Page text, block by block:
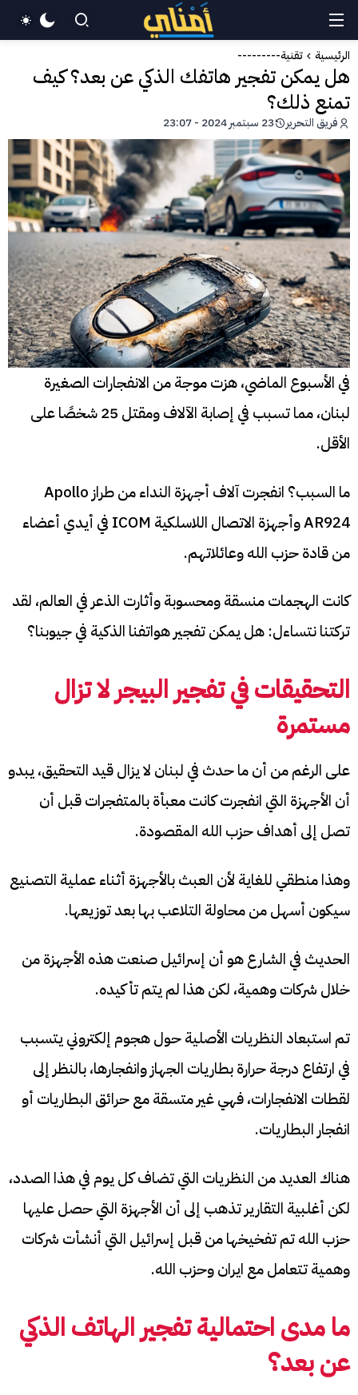
الرئيسية تقنية---------
هل يمكن تفجير هاتفك الذكي عن بعد؟ كيف
تمنع ذلك؟
فريق التحرير 23 سبتمبر 2024 - 23:07
في الأسبوع الماضي، هزت موجة من الانفجارات الصغيرة
لبنان، مما تسبب في إصابة الآلاف ومقتل 25 شخصًا على
الأقل.
ما السبب؟ انفجرت آلاف أجهزة النداء من طراز Apollo
AR924 وأجهزة الاتصال اللاسلكية ICOM في أيدي أعضاء
من قادة حزب الله وعائلاتهم.
كانت الهجمات منسقة ومحسوبة وأثارت الذعر في العالم، لقد
تركتنا نتساءل: هل يمكن تفجير هواتفنا الذكية في جيوبنا؟
التحقيقات في تفجير البيجر لا تزال
مستمرة
على الرغم من أن ما حدث في لبنان لا يزال قيد التحقيق، يبدو
أن الأجهزة التي انفجرت كانت معبأة بالمتفجرات قبل أن
تصل إلى أهداف حزب الله المقصودة.
وهذا منطقي للغاية لأن العبث بالأجهزة أثناء عملية التصنيع
سيكون أسهل من محاولة التلاعب بها بعد توزيعها.
الحديث في الشارع هو أن إسرائيل صنعت هذه الأجهزة من
خلال شركات وهمية، لكن هذا لم يتم تأكيده.
تم استبعاد النظريات الأصلية حول هجوم إلكتروني يتسبب
في ارتفاع درجة حرارة بطاريات الجهاز وانفجارها، بالنظر إلى
لقطات الانفجارات، فهي غير متسقة مع حرائق البطاريات أو
انفجار البطاريات.
هناك العديد من النظريات التي تضاف كل يوم في هذا الصدد،
لكن أغلبية التقارير تذهب إلى أن الأجهزة التي حصل عليها
حزب الله تم تفخيخها من قبل إسرائيل التي أنشأت شركات
وهمية تتعامل مع ايران وحزب الله.
ما مدى احتمالية تفجير الهاتف الذكي
عن بعد؟